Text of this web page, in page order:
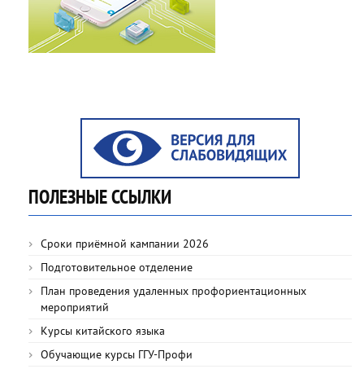
ПОЛЕЗНЫЕ ССЫЛКИ
Сроки приёмной кампании 2026
Подготовительное отделение
План проведения удаленных профориентационных
мероприятий
Курсы китайского языка
Обучающие курсы ГГУ-Профи